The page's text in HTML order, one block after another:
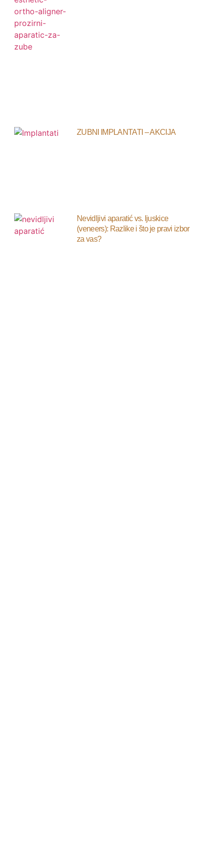
ZUBNI IMPLANTATI – AKCIJA
Nevidljivi aparatić vs. ljuskice
(veneers): Razlike i što je pravi izbor
za vas?